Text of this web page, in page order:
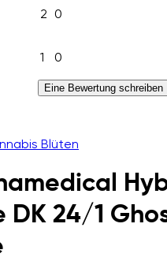
2 0
1 0
Eine Bewertung schreiben
Blüten
DK 24/1